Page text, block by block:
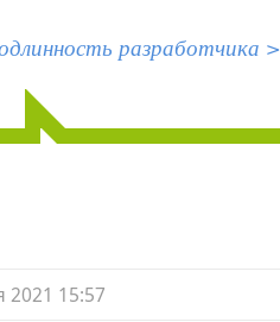
разработчика >
2021 15:57